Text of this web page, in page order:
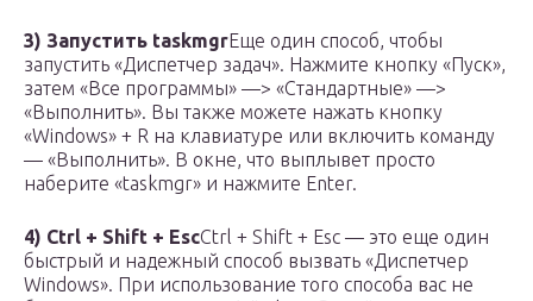
3) Запустить taskmgrЕще один способ, чтобы
запустить «Диспетчер задач». Нажмите кнопку «Пуск»,
затем «Все программы» —> «Стандартные» —>
«Выполнить». Вы также можете нажать кнопку
«Windows» + R на клавиатуре или включить команду
— «Выполнить». В окне, что выплывет просто
наберите «taskmgr» и нажмите Enter.
4) Ctrl + Shift + EscCtrl + Shift + Esc — это еще один
быстрый и надежный способ вызвать «Диспетчер
Windows». При использование того способа вас не